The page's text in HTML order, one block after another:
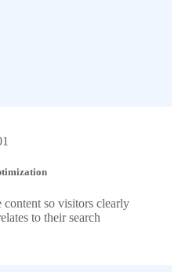
so visitors clearly
to their search